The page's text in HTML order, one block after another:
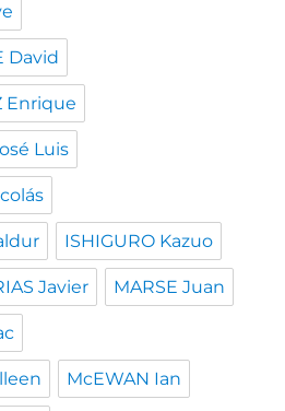
David
Enrique
Luis
ISHIGURO Kazuo
Javier MARSE Juan
McEWAN Ian